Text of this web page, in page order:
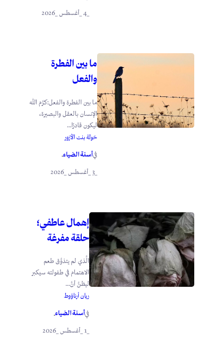
_4 _أغسطس _2026
ما بين الفطرة
والفعل
ما بين الفطرة والفعل:كرَّم الله
الإنسان بالعقل والبصيرة،
ليكون قادرًا...
خولة بنت الأزور
فيأسنة الضياء.
إهمال عاطفي؛
حلقة مفرغة
الَّذي لم يتذوَّق طعم
الاهتمام في طفولته سيكبر
ليظنَّ أنَّ...
ريان أرناؤوط
فيأسنة الضياء.
_1 _أغسطس _2026